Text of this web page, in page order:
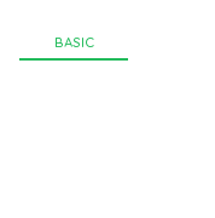
BASIC